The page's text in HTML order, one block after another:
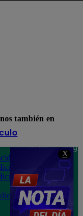
X
también en
Teléfono: 219
Av. San
Felipe 968
Jesús María